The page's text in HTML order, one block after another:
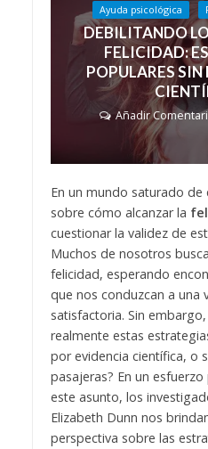
Ayuda psicológica
DEBILITANDO
FELICIDAD:
POPULARES
Añadir
En un mundo saturado
sobre cómo alcanzar la
cuestionar la validez de
Muchos de nosotros
felicidad, esperando
que nos conduzcan a una
satisfactoria. Sin
realmente estas
por evidencia científica, o
pasajeras? En un
este asunto, los
Elizabeth Dunn nos
perspectiva sobre las